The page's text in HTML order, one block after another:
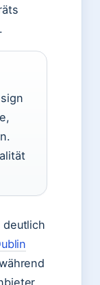
deutlich